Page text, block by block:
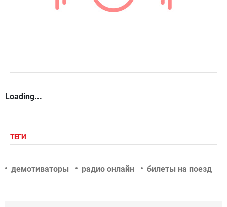
Loading...
ТЕГИ
демотиваторы радио онлайн билеты на поезд